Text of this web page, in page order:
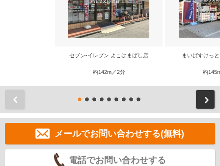
セブン‐イレブン よこはまばし店
約142m／2分
まいばすけっ
約
メールでお問い合わせする(無料)
電話でお問い合わせする